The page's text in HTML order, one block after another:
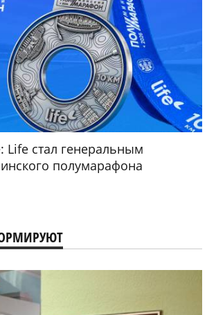
Life стал генеральным
полумарафона